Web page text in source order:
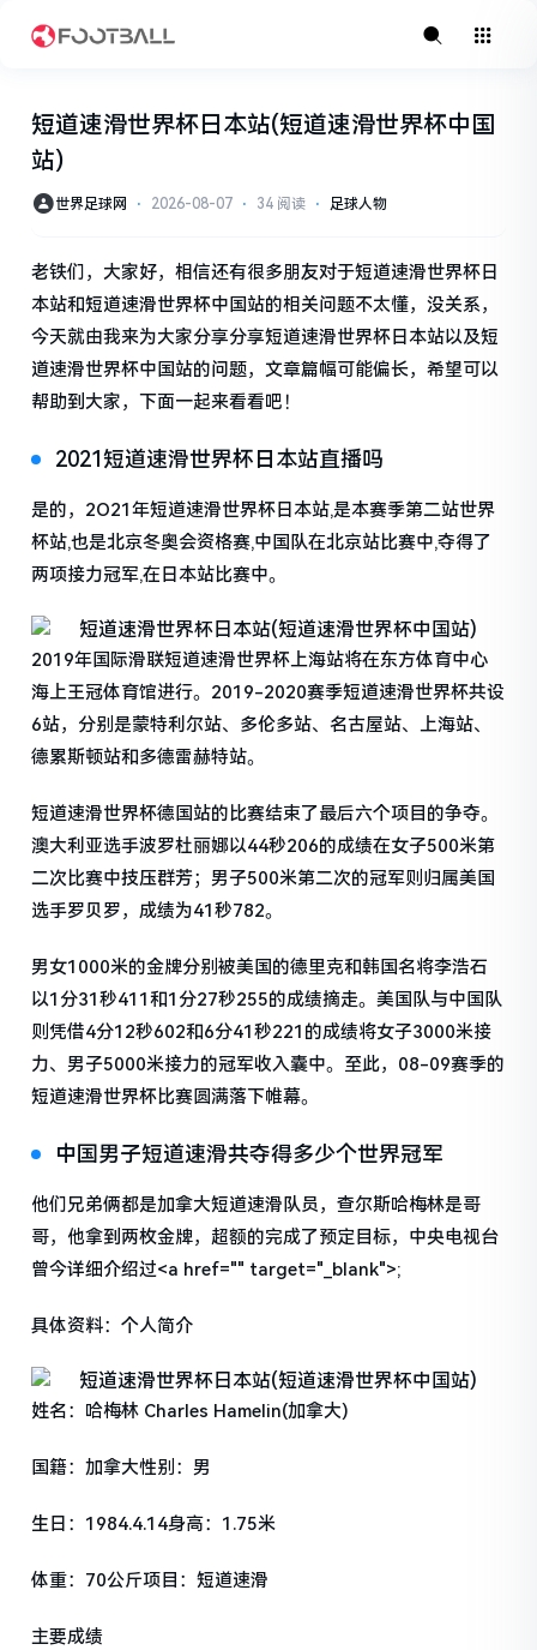
短道速滑世界杯日本站(短道速滑世界杯中国
站)
世界足球网 ⋅ 2026-08-07 ⋅ 34 阅读 ⋅ 足球人物
老铁们，大家好，相信还有很多朋友对于短道速滑世界杯日
本站和短道速滑世界杯中国站的相关问题不太懂，没关系，
今天就由我来为大家分享分享短道速滑世界杯日本站以及短
道速滑世界杯中国站的问题，文章篇幅可能偏长，希望可以
帮助到大家，下面一起来看看吧！
2021短道速滑世界杯日本站直播吗
是的，2O21年短道速滑世界杯日本站,是本赛季第二站世界
杯站,也是北京冬奥会资格赛,中国队在北京站比赛中,夺得了
两项接力冠军,在日本站比赛中。
2019年国际滑联短道速滑世界杯上海站将在东方体育中心
海上王冠体育馆进行。2019-2020赛季短道速滑世界杯共设
6站，分别是蒙特利尔站、多伦多站、名古屋站、上海站、
德累斯顿站和多德雷赫特站。
短道速滑世界杯德国站的比赛结束了最后六个项目的争夺。
澳大利亚选手波罗杜丽娜以44秒206的成绩在女子500米第
二次比赛中技压群芳；男子500米第二次的冠军则归属美国
选手罗贝罗，成绩为41秒782。
男女1000米的金牌分别被美国的德里克和韩国名将李浩石
以1分31秒411和1分27秒255的成绩摘走。美国队与中国队
则凭借4分12秒602和6分41秒221的成绩将女子3000米接
力、男子5000米接力的冠军收入囊中。至此，08-09赛季的
短道速滑世界杯比赛圆满落下帷幕。
中国男子短道速滑共夺得多少个世界冠军
他们兄弟俩都是加拿大短道速滑队员，查尔斯哈梅林是哥
哥，他拿到两枚金牌，超额的完成了预定目标，中央电视台
曾今详细介绍过<a href="" target="_blank">;
具体资料：个人简介
姓名：哈梅林 Charles Hamelin(加拿大)
国籍：加拿大性别：男
生日：1984.4.14身高：1.75米
体重：70公斤项目：短道速滑
主要成绩